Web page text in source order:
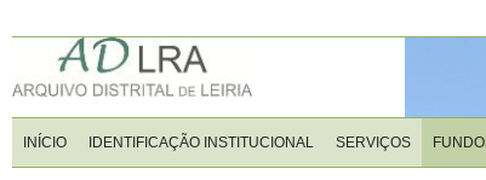
INÍCIO IDENTIFICAÇÃO INSTITUCIONAL SERVIÇOS